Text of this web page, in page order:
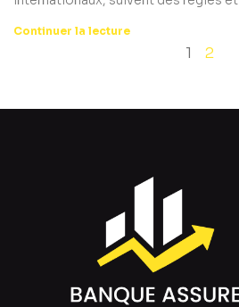
Continuer la lecture
1 2